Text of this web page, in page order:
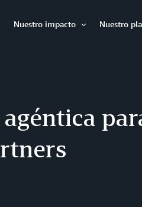
Nuestro impacto
Nuestro